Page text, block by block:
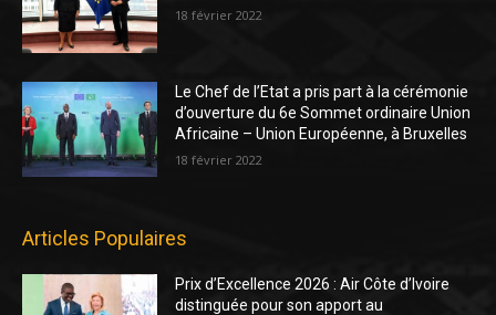
18 février 2022
Le Chef de l’Etat a pris part à la cérémonie
d’ouverture du 6e Sommet ordinaire Union
Africaine – Union Européenne, à Bruxelles
18 février 2022
Articles Populaires
Prix d’Excellence 2026 : Air Côte d’Ivoire
distinguée pour son apport au